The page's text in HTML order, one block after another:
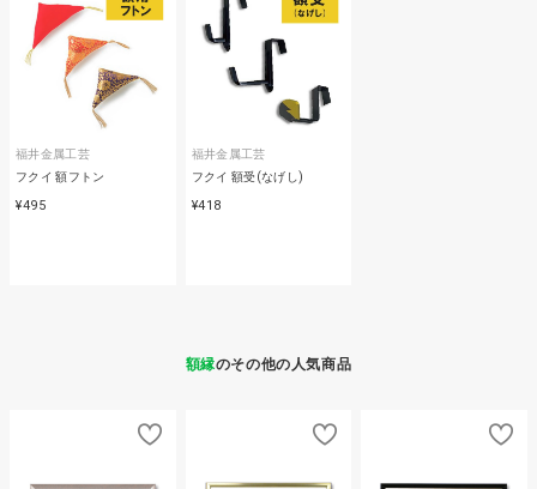
福井金属工芸
フクイ 額フトン
¥495
福井金属工芸
フクイ 額受(なげし)
¥418
額縁のその他の人気商品